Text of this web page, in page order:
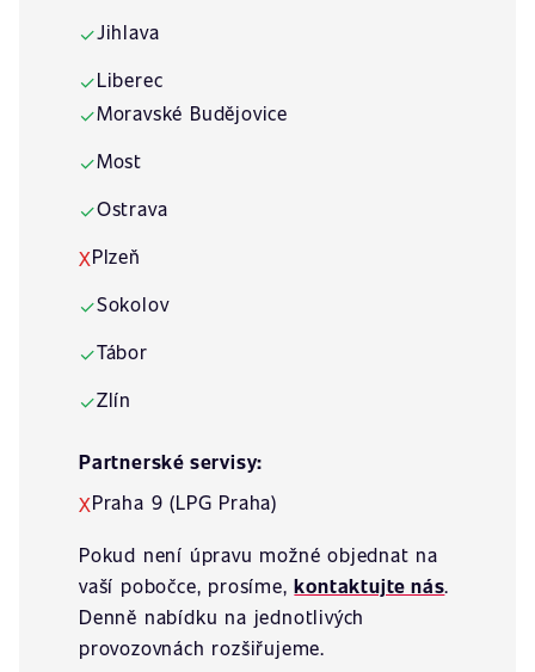
✓Jihlava
✓Liberec
✓Moravské Budějovice
✓Most
✓Ostrava
XPlzeň
✓Sokolov
✓Tábor
✓Zlín
Partnerské servisy:
XPraha 9 (LPG Praha)
Pokud není úpravu možné objednat na
vaší pobočce, prosíme,kontaktujte nás.
Denně nabídku na jednotlivých
provozovnách rozšiřujeme.